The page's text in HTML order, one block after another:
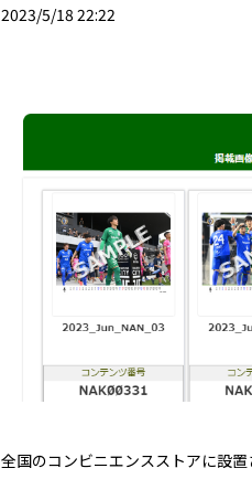
2023/5/18 22:22
全国のコンビニエンスストアに設